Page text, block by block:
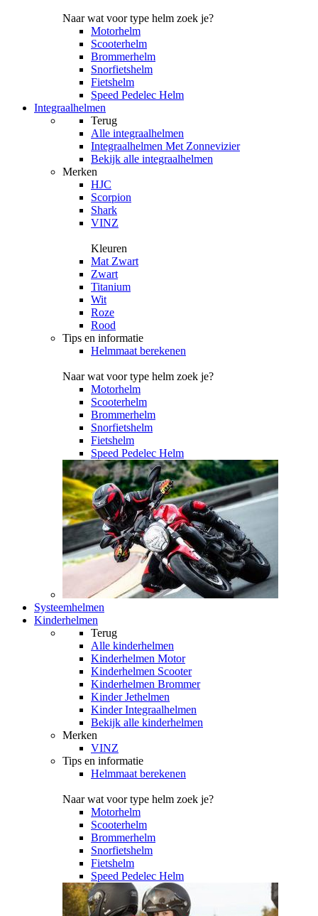
Naar wat voor type helm zoek je?
Motorhelm
Scooterhelm
Brommerhelm
Snorfietshelm
Fietshelm
Speed Pedelec Helm
Integraalhelmen
Terug
Alle integraalhelmen
Integraalhelmen Met Zonnevizier
Bekijk alle integraalhelmen
Merken
HJC
Scorpion
Shark
VINZ
Kleuren
Mat Zwart
Zwart
Titanium
Wit
Roze
Rood
Tips en informatie
Helmmaat berekenen
Naar wat voor type helm zoek je?
Motorhelm
Scooterhelm
Brommerhelm
Snorfietshelm
Fietshelm
Speed Pedelec Helm
Systeemhelmen
Kinderhelmen
Terug
Alle kinderhelmen
Kinderhelmen Motor
Kinderhelmen Scooter
Kinderhelmen Brommer
Kinder Jethelmen
Kinder Integraalhelmen
Bekijk alle kinderhelmen
Merken
VINZ
Tips en informatie
Helmmaat berekenen
Naar wat voor type helm zoek je?
Motorhelm
Scooterhelm
Brommerhelm
Snorfietshelm
Fietshelm
Speed Pedelec Helm